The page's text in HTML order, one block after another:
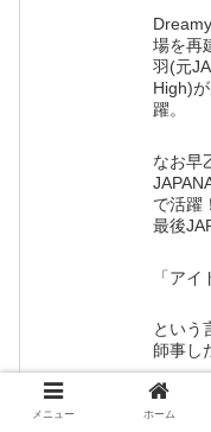
場を再
羽(元
High)
躍。
なお早
で活躍！
最後
「ア
という
師事し
「夢を
いっき
メニュー ホーム